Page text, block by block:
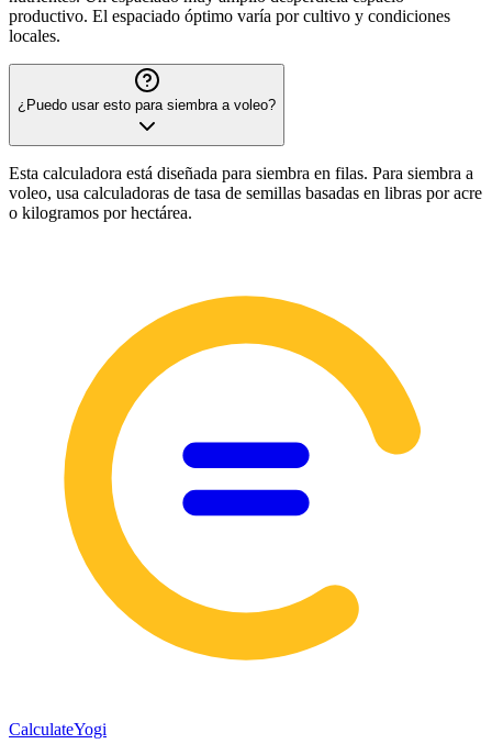
productivo. El espaciado óptimo varía por cultivo y condiciones
locales.
¿Puedo usar esto para siembra a voleo?
Esta calculadora está diseñada para siembra en filas. Para siembra a
voleo, usa calculadoras de tasa de semillas basadas en libras por acre
o kilogramos por hectárea.
CalculateYogi